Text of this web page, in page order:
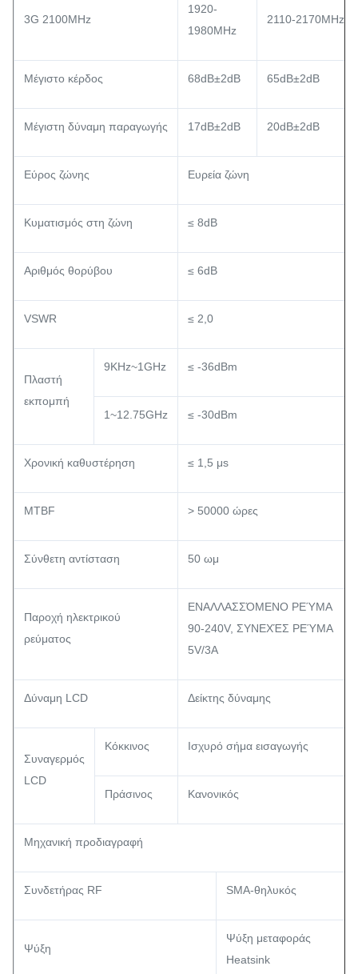
3G 2100MHz
1920-
1980MHz
2110-2170MHz
Μέγιστο κέρδος 68dB±2dB 65dB±2dB
Μέγιστη δύναμη παραγωγής 17dB±2dB 20dB±2dB
Εύρος ζώνης Ευρεία ζώνη
Κυματισμός στη ζώνη ≤ 8dB
Αριθμός θορύβου ≤ 6dB
VSWR ≤ 2,0
Πλαστή
εκπομπή
9KHz~1GHz ≤ -36dBm
1~12.75GHz ≤ -30dBm
Χρονική καθυστέρηση ≤ 1,5 μs
MTBF > 50000 ώρες
Σύνθετη αντίσταση 50 ωμ
Παροχή ηλεκτρικού
ρεύματος
ΕΝΑΛΛΑΣΣΌΜΕΝΟ ΡΕΎΜΑ
90-240V, ΣΥΝΕΧΈΣ ΡΕΎΜΑ
5V/3A
Δύναμη LCD Δείκτης δύναμης
Συναγερμός
LCD
Κόκκινος Ισχυρό σήμα εισαγωγής
Πράσινος Κανονικός
Μηχανική προδιαγραφή
Συνδετήρας RF SMA-θηλυκός
Ψύξη
Ψύξη μεταφοράς
Heatsink